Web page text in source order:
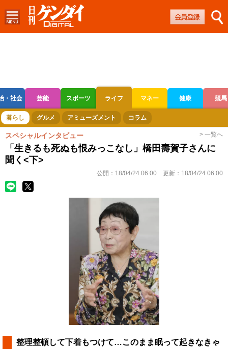
・社会 芸能 スポーツ ライフ マネー 健康 競馬
ボートレース 競輪 オートレース
暮らし グルメ アミューズメント コラム
スペシャルインタビュー > 一覧へ
「生きるも死ぬも恨みっこなし」橋田壽賀子さんに
聞く<下>
公開： 18/04/24 06:00 更新： 18/04/24 06:00
整理整頓して下着もつけて…このまま眠って起きなきゃ